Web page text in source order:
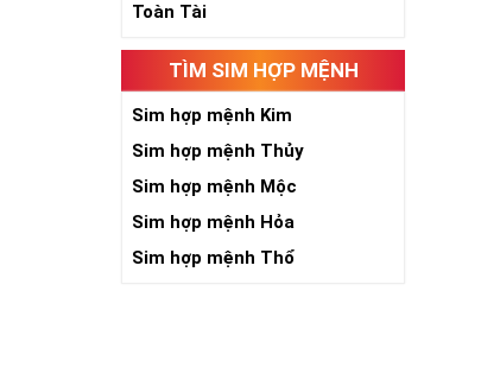
Toàn Tài
TÌM SIM HỢP MỆNH
Sim hợp mệnh Kim
Sim hợp mệnh Thủy
Sim hợp mệnh Mộc
Sim hợp mệnh Hỏa
Sim hợp mệnh Thổ